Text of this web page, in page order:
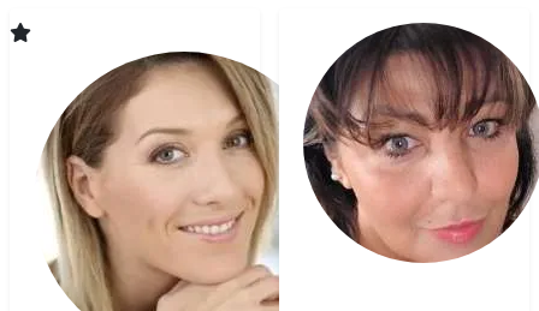
Marie-
Ange
Medium
pur